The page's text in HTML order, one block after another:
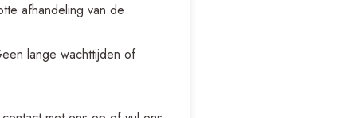
afhandeling van de
lange wachttijden of